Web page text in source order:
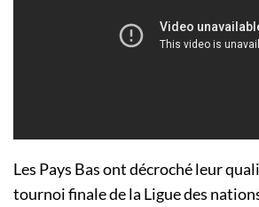
Les Pays Bas ont décroché leur
tournoi finale de la Ligue des